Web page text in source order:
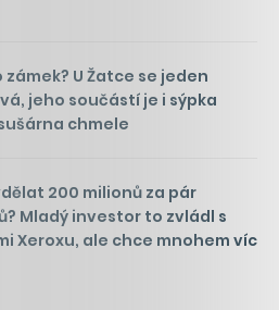
zámek? U Žatce se jeden
jeho součástí je i sýpka
chmele
200 milionů za pár
Mladý investor to zvládl s
Xeroxu, ale chce mnohem víc